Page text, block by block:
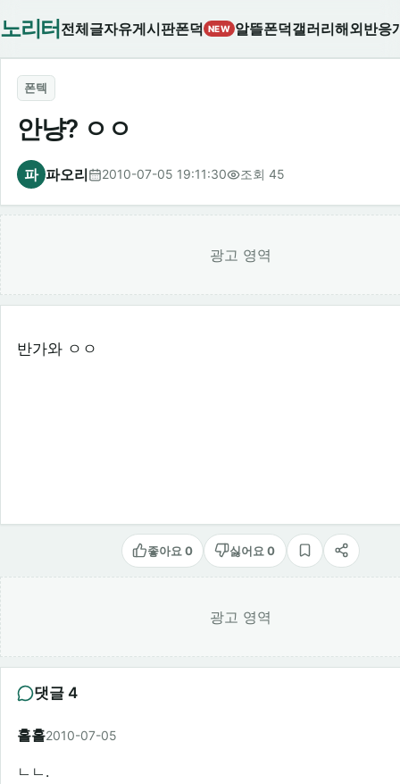
노리터 전체글자유게시판폰덕 NEW 알뜰폰덕갤러리해외반응
폰텍
안냥? ㅇㅇ
파 파오리 2010-07-05 19:11:30 조회 45
광고 영역
반가와 ㅇㅇ
좋아요 0 싫어요 0
스크랩공유
광고 영역
댓글 4
홀홀2010-07-05
ㄴㄴ.